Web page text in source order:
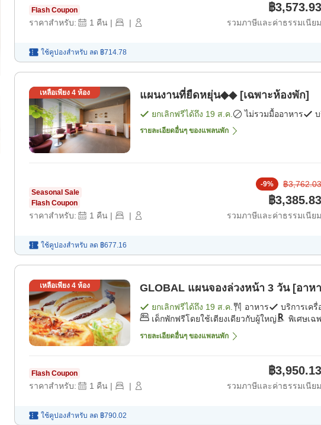
Flash Coupon
ราคาสำหรับ: 1 คืน | |
฿3,573.93
รวมภาษีและค่าธรรมเนียม
ใช้คูปองสำหรับ ลด ฿714.78
เหลือเพียง 4ห้อง แผนงานที่ยืดหยุ่น◆◆ [เฉพาะห้องพัก]
ยกเลิกฟรีได้ถึง 19 ส.ค. ไม่รวมมื้ออาหาร
รายละเอียดอื่นๆ ของแพลนพัก
Seasonal Sale
Flash Coupon
ราคาสำหรับ: 1 คืน | |
-9% ฿3,762.03
฿3,385.83
รวมภาษีและค่าธรรมเนียม
ใช้คูปองสำหรับ ลด ฿677.16
เหลือเพียง 4ห้อง GLOBAL แผนจองล่วงหน้า 3 วัน [อา
ยกเลิกฟรีได้ถึง 19 ส.ค. อาหาร
บริการเค
เด็กพักฟรีโดยใช้เตียงเดียวกับผู้ใหญ่
พิเศษเฉ
รายละเอียดอื่นๆ ของแพลนพัก
Flash Coupon
ราคาสำหรับ: 1 คืน | |
฿3,950.13
รวมภาษีและค่าธรรมเนียม
ใช้คูปองสำหรับ ลด ฿790.02